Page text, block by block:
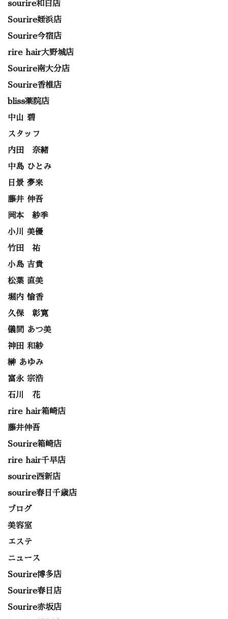
sourire和白店
Sourire姪浜店
Sourire今宿店
rire hair大野城店
Sourire南大分店
Sourire香椎店
bliss薬院店
中山 碧
スタッフ
内田 奈緒
中島 ひとみ
日景 夢来
藤井 伸吾
岡本 紗季
小川 美優
竹田 祐
小島 吉貴
松葉 直美
堀内 愉香
久保 彰寛
儀間 あつ美
神田 和紗
榊 あゆみ
富永 宗浩
石川 花
rire hair箱崎店
藤井伸吾
Sourire箱崎店
rire hair千早店
sourire西新店
sourire春日千歳店
ブログ
美容室
エステ
ニュース
Sourire博多店
Sourire春日店
Sourire赤坂店